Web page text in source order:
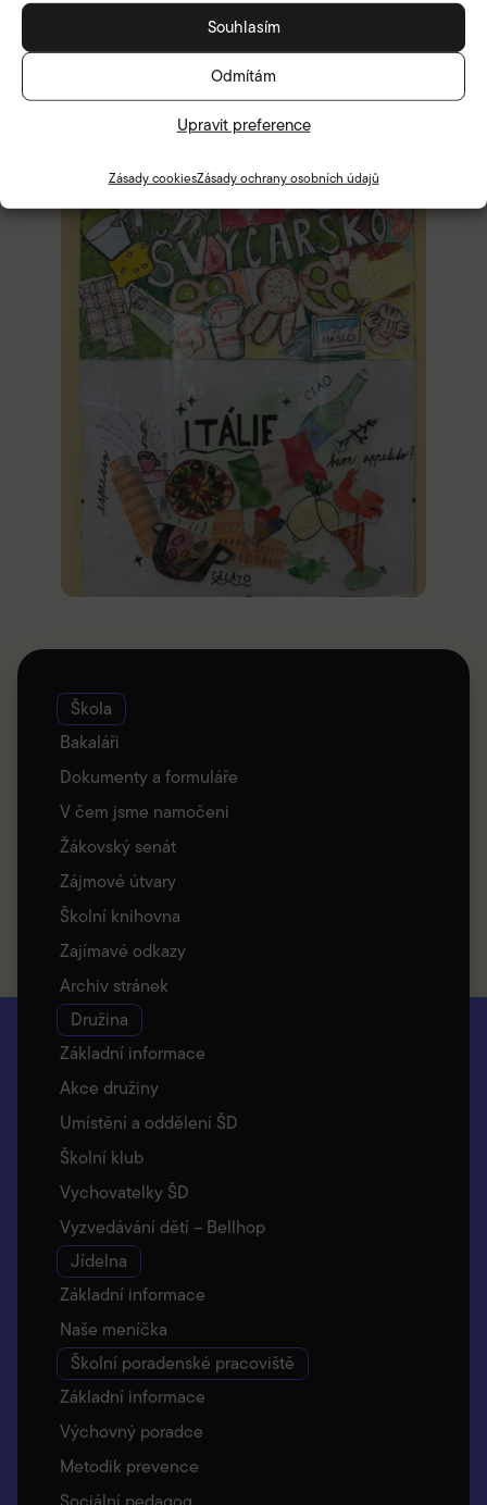
Souhlasím
Odmítám
Upravit preference
Zásady cookiesZásady ochrany osobních údajů
Škola
Bakaláři
Dokumenty a formuláře
V čem jsme namočeni
Žákovský senát
Zájmové útvary
Školní knihovna
Zajímavé odkazy
Archiv stránek
Družina
Základní informace
Akce družiny
Umístění a oddělení ŠD
Školní klub
Vychovatelky ŠD
Vyzvedávání dětí – Bellhop
Jídelna
Základní informace
Naše meníčka
Školní poradenské pracoviště
Základní informace
Výchovný poradce
Metodik prevence